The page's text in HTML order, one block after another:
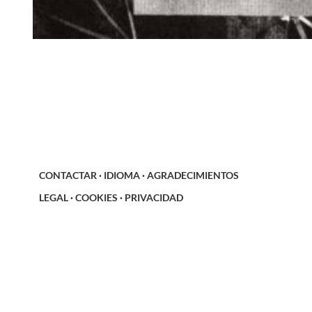
CONTACTAR · IDIOMA·AGRADECIMIENTOS
LEGAL·COOKIES · PRIVACIDAD